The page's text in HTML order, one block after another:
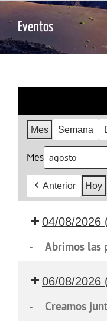
Eventos
Mes Semana
Mes
Anterior Hoy
04/08/2026
- Abrimos las
06/08/2026
- Creamos